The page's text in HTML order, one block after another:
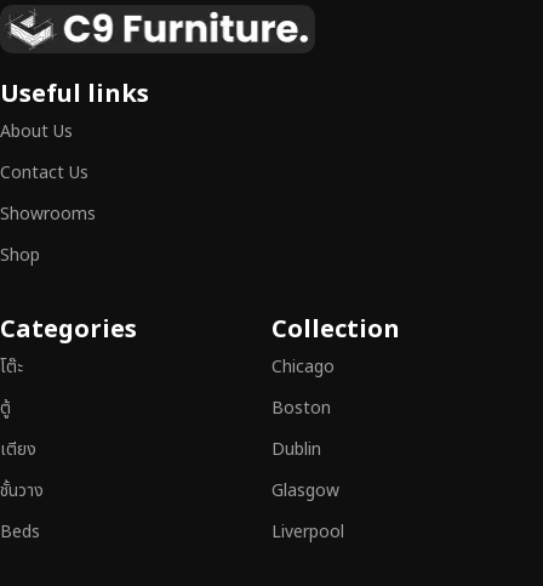
เหนือระดับ
เฟอร์นิเจอร์ไม้ไม่ใช่เพียงของตกแต่ง แต่เป็นงานศิลปะที่สะท้อนถึงรสนิยมและ
สามารถผสานความสวยงาม ความแข็งแรง และการใช้งานที่ตอบโจทย์ทุกความ
ต้องการได้อย่างลงตัว เฟอร์นิเจอร์ทุกชิ้นของเราผลิตจากวัสดุคุณภาพสูง ผ่าน
การตรวจสอบมาตรฐานอย่างเคร่งครัด
เฟอร์นิเจอร์ไม้แท้ที่ตอบโจทย์ทุกความต้องการ
อย่าลืมเลือกช้อปกับเรา รับ
ประกันคุณภาพและการบริการที่ดีที่สุด
Useful links
About Us
Contact Us
Showrooms
Shop
Categories
โต๊ะ
ตู้
เตียง
ชั้นวาง
Beds
Collection
Chicago
Boston
Dublin
Glasgow
Liverpool